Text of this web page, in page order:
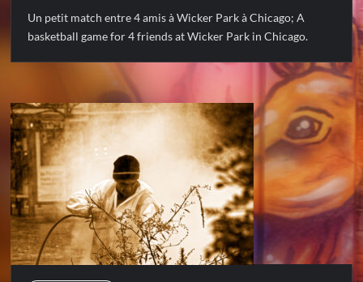
Un petit match entre 4 amis à Wicker Park à Chicago; A
basketball game for 4 friends at Wicker Park in Chicago.